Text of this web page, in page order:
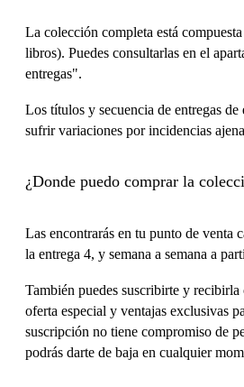
La colección completa está
libros). Puedes consultarlas en el
entregas".
Los títulos y secuencia de entregas
sufrir variaciones por incidencias
¿Donde puedo comprar la
Las encontrarás en tu punto de venta
la entrega 4, y semana a semana a
También puedes suscribirte y recibirla
oferta especial y ventajas exclusivas
suscripción no tiene compromiso de
podrás darte de baja en cualquier